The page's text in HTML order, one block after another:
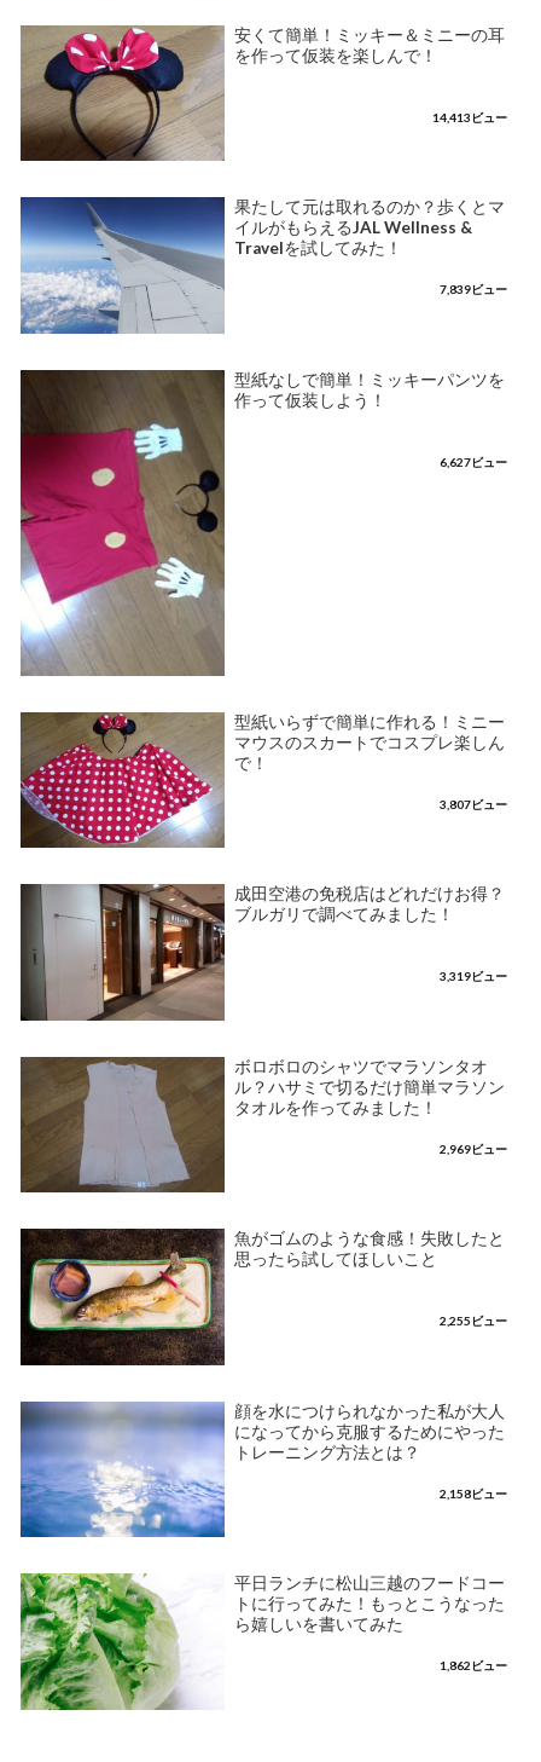
安くて簡単！ミッキー＆ミニーの耳
を作って仮装を楽しんで！
14,413ビュー
果たして元は取れるのか？歩くとマ
イルがもらえるJAL Wellness &
Travelを試してみた！
7,839ビュー
型紙なしで簡単！ミッキーパンツを
作って仮装しよう！
6,627ビュー
型紙いらずで簡単に作れる！ミニー
マウスのスカートでコスプレ楽しん
で！
3,807ビュー
成田空港の免税店はどれだけお得？
ブルガリで調べてみました！
3,319ビュー
ボロボロのシャツでマラソンタオ
ル？ハサミで切るだけ簡単マラソン
タオルを作ってみました！
2,969ビュー
魚がゴムのような食感！失敗したと
思ったら試してほしいこと
2,255ビュー
顔を水につけられなかった私が大人
になってから克服するためにやった
トレーニング方法とは？
2,158ビュー
平日ランチに松山三越のフードコー
トに行ってみた！もっとこうなった
ら嬉しいを書いてみた
1,862ビュー